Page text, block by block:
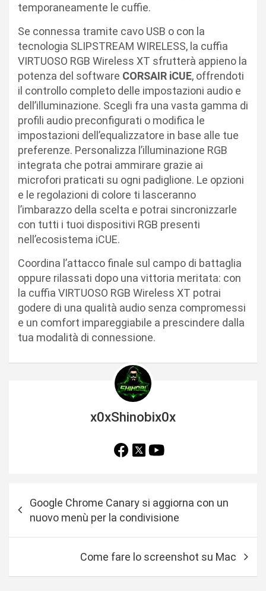
temporaneamente le cuffie.
Se connessa tramite cavo USB o con la
tecnologia SLIPSTREAM WIRELESS, la cuffia
VIRTUOSO RGB Wireless XT sfrutterà appieno la
potenza del software CORSAIR iCUE, offrendoti
il controllo completo delle impostazioni audio e
dell’illuminazione. Scegli fra una vasta gamma di
profili audio preconfigurati o modifica le
impostazioni dell’equalizzatore in base alle tue
preferenze. Personalizza l’illuminazione RGB
integrata che potrai ammirare grazie ai
microfori praticati su ogni padiglione. Le opzioni
e le regolazioni di colore ti lasceranno
l’imbarazzo della scelta e potrai sincronizzarle
con tutti i tuoi dispositivi RGB presenti
nell’ecosistema iCUE.
Coordina l’attacco finale sul campo di battaglia
oppure rilassati dopo una vittoria meritata: con
la cuffia VIRTUOSO RGB Wireless XT potrai
godere di una qualità audio senza compromessi
e un comfort impareggiabile a prescindere dalla
tua modalità di connessione.
x0xShinobix0x
Google Chrome Canary si aggiorna con un
nuovo menù per la condivisione
Come fare lo screenshot su Mac